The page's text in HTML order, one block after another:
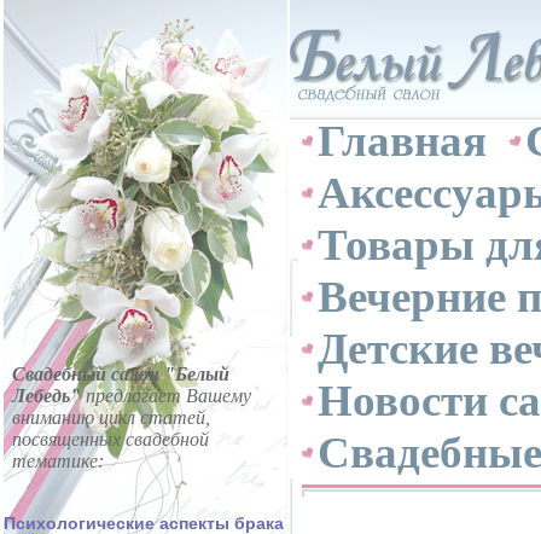
Свадебный салон "Белый
Лебедь"предлагает Вашему
вниманию цикл статей,
посвященных свадебной
тематике:
Психологические аспекты брака
Главная
Товары
Вечерние
Детские
Новости